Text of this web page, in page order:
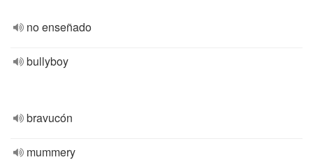
no enseñado
bullyboy
bravucón
mummery